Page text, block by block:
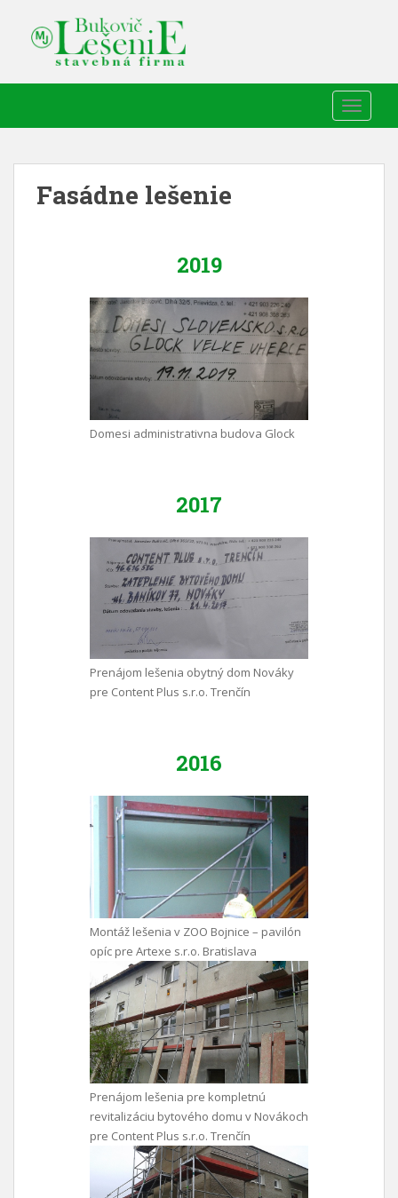
Fasádne lešenie
2019
Domesi administrativna budova Glock
2017
Prenájom lešenia obytný dom Nováky
pre Content Plus s.r.o. Trenčín
2016
Montáž lešenia v ZOO Bojnice – pavilón
opíc pre Artexe s.r.o. Bratislava
Prenájom lešenia pre kompletnú
revitalizáciu bytového domu v Novákoch
pre Content Plus s.r.o. Trenčín